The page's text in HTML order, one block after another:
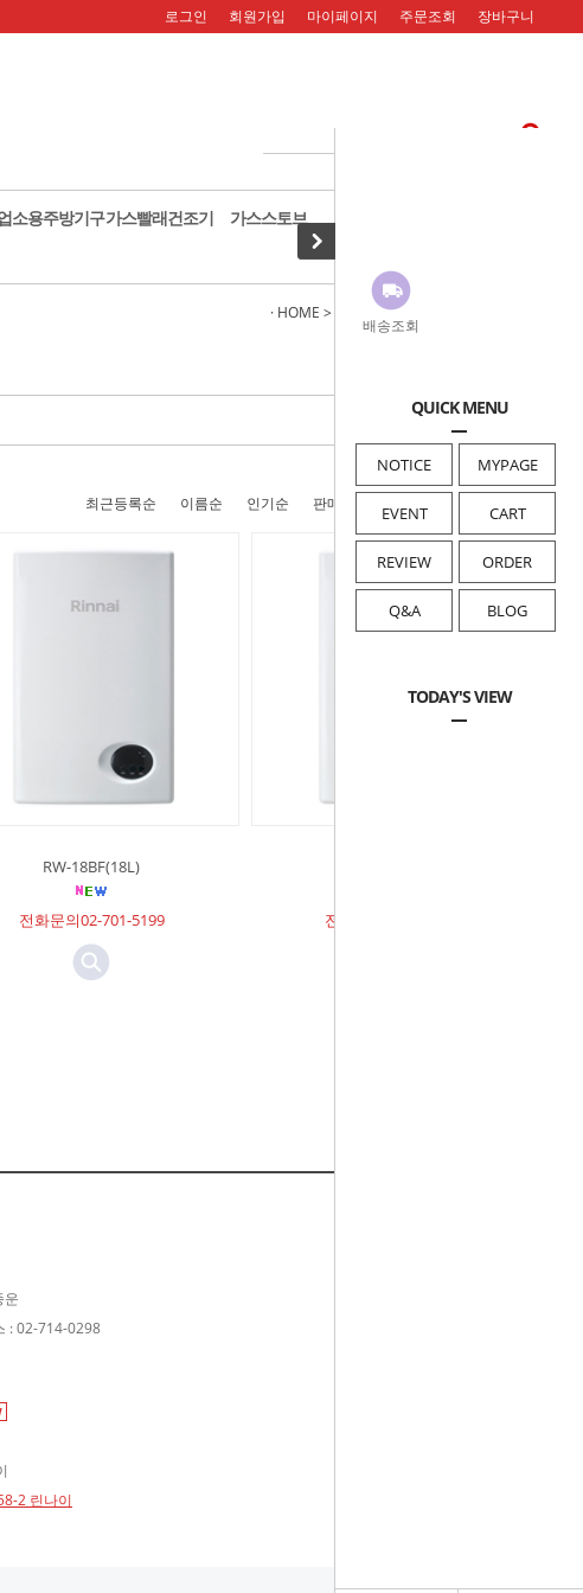
배송조회
QUICK MENU
NOTICE MYPAGE
EVENT CART
REVIEW ORDER
Q&A BLOG
TODAY'S VIEW
로그인 회원가입 마이페이지 주문조회 장바구니
소용주방기구가스빨래건조기 가스스토브
· HOME > 가스온수기
최근등록순 이름순 인기순 판매순
RW-18BF(18L)
전화문의02-701-5199 전화문의02-701-5199
운
: 02-714-0298
2 린나이